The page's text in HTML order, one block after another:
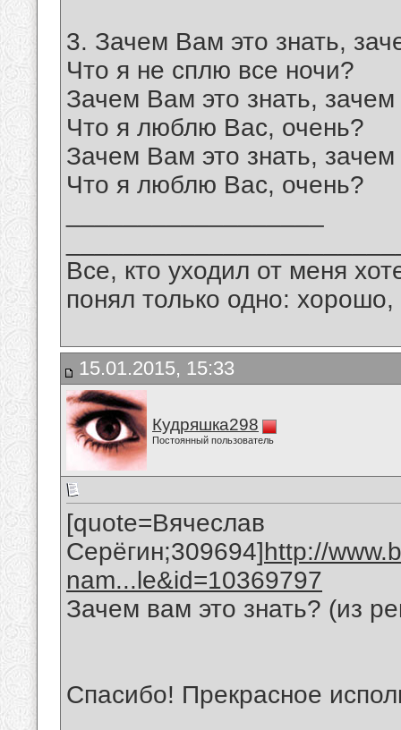
3. Зачем Вам это знать,
Что я не сплю все ночи?
Зачем Вам это знать,
Что я люблю Вас, очень?
Зачем Вам это знать,
Что я люблю Вас, очень?
Все, кто уходил от меня
понял только одно:
15.01.2015, 15:33
Кудряшка298
Постоянный пользователь
[quote=Вячеслав
Серёгин;309694]http://
nam...le&id=10369797
Зачем вам это знать? (из
Спасибо! Прекрасное